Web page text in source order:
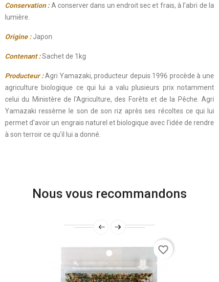
Conservation :A conserver dans un endroit sec et frais, à l’abri de la
lumière.
Origine :Japon
Contenant :Sachet de 1kg
Producteur :Agri Yamazaki, producteur depuis 1996 procède à une
agriculture biologique ce qui lui a valu plusieurs prix notamment
celui du Ministère de l'Agriculture, des Forêts et de la Pêche. Agri
Yamazaki ressème le son de son riz après ses récoltes ce qui lui
permet d'avoir un engrais naturel et biologique avec l'idée de rendre
à son terroir ce qu'il lui a donné.
Nous vous recommandons
favorite_border